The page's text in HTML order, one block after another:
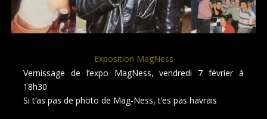
Exposition MagNess
Vernissage de l’expo MagNess, vendredi 7 février à
18h30
Si t’as pas de photo de Mag-Ness, t’es pas havrais